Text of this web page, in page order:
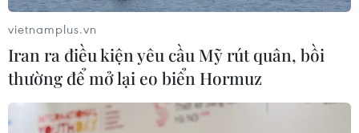
Điểm chuẩn Trường Đại học Thương
mại dao động từ 21,5 đến 26,5 điểm
09/08/2026 08:02
vietnamplus.vn
Iran ra điều kiện yêu cầu Mỹ rút quân, bồi
thường để mở lại eo biển Hormuz